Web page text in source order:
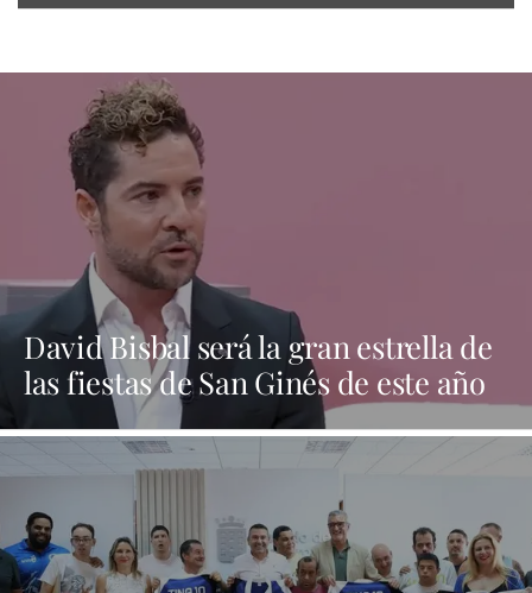
David Bisbal será la gran estrella de
las fiestas de San Ginés de este año